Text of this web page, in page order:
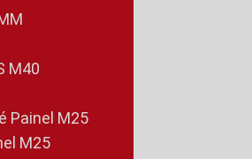
M40
Painel M25
M25